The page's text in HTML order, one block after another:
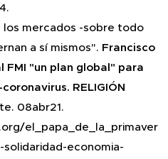
los mercados -sobre todo
a sí mismos". Francisco
FMI "un plan global" para
RELIGIÓN
08abr21.
el_papa_de_la_primaver
solidaridad-economia-